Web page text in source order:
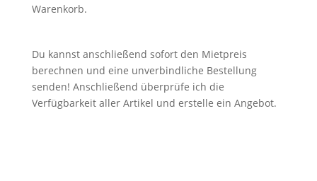
Warenkorb.
Du kannst anschließend sofort den Mietpreis
berechnen und eine unverbindliche Bestellung
senden! Anschließend überprüfe ich die
Verfügbarkeit aller Artikel und erstelle ein Angebot.